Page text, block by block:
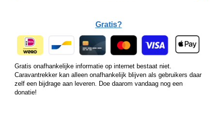
Gratis?
Gratis onafhankelijke informatie op internet bestaat niet.
Caravantrekker kan alleen onafhankelijk blijven als gebruikers daar
zelf een bijdrage aan leveren. Doe daarom vandaag nog een
donatie!